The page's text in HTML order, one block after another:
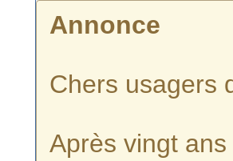
Annonce
Chers usagers
Après vingt